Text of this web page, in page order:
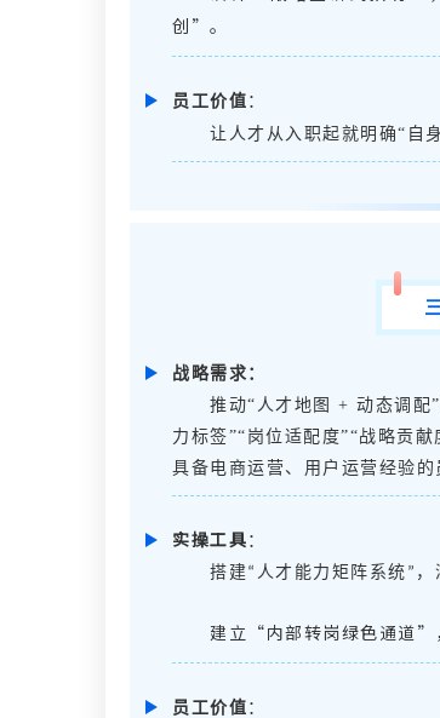
创 ”。
员工价值 ：
让人才从入职起就明确“自
战略需求 ：
推动“人才地图 + 动态调配
力标签”“岗位适配度”“战略贡
具备电商运营、用户运营经验的
实操工具 ：
搭建“ 人才能力矩阵系统 ” ，
建立 “内部转岗绿色通道”
员工价值 ：